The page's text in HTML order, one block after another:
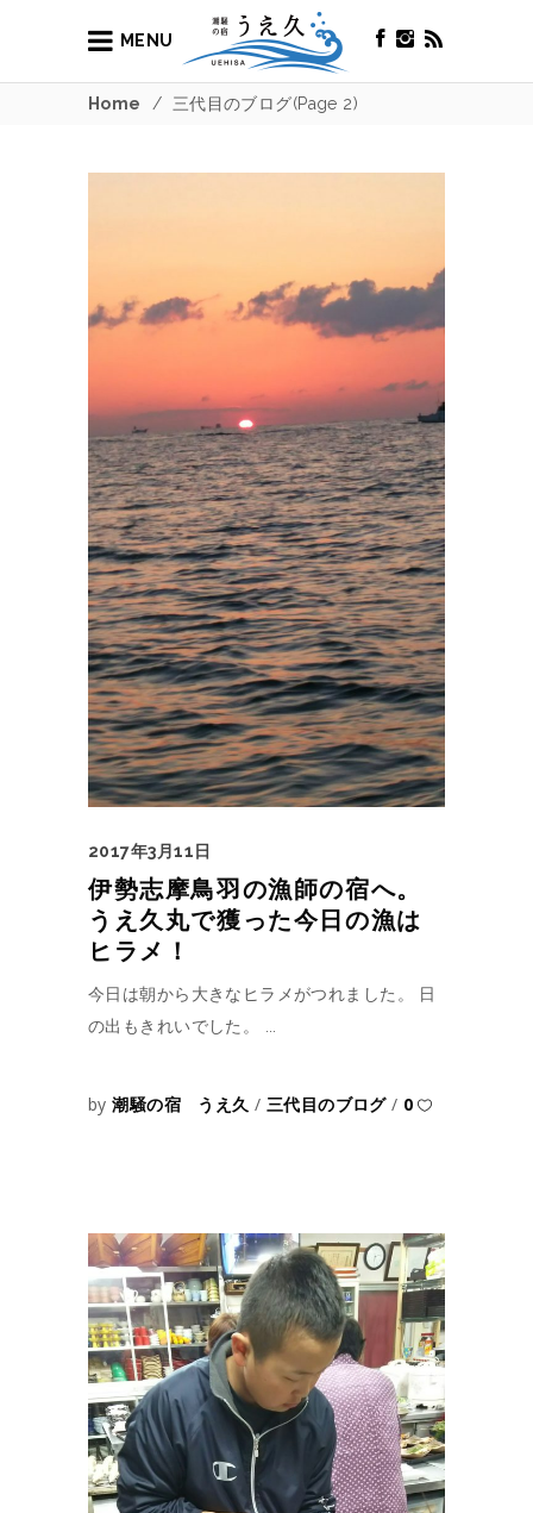
MENU
Home / 三代目のブログ(Page 2)
2017年3月11日
伊勢志摩鳥羽の漁師の宿へ。
うえ久丸で獲った今日の漁は
ヒラメ！
今日は朝から大きなヒラメがつれました。 日
の出もきれいでした。
by潮騒の宿 うえ久 三代目のブログ 0